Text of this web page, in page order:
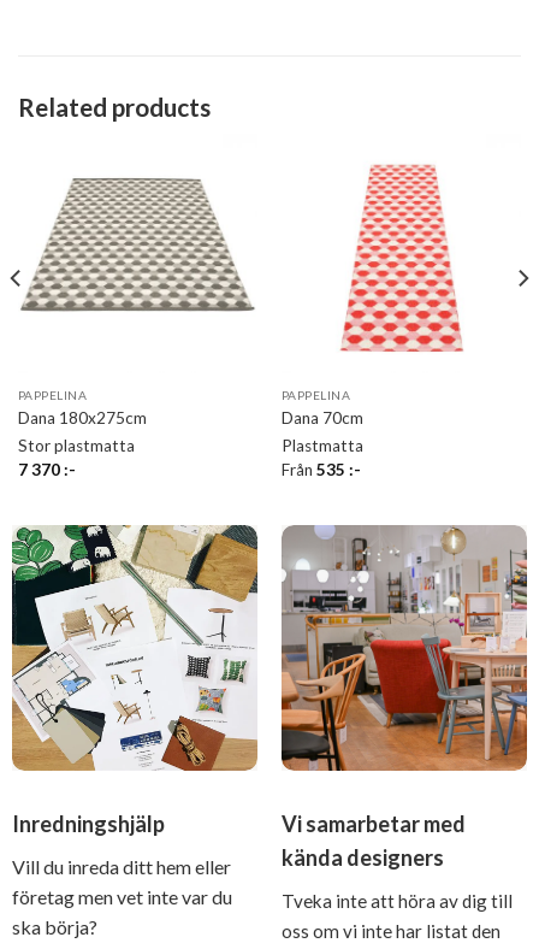
Related products
PAPPELINA
Dana 180x275cm
Stor plastmatta
7 370:-
PAPPELINA
Dana 70cm
Plastmatta
Från 535 :-
Inredningshjälp
Vill du inreda ditt hem eller
företag men vet inte var du
ska börja?
Vi samarbetar med
kända designers
Tveka inte att höra av dig till
oss om vi inte har listat den